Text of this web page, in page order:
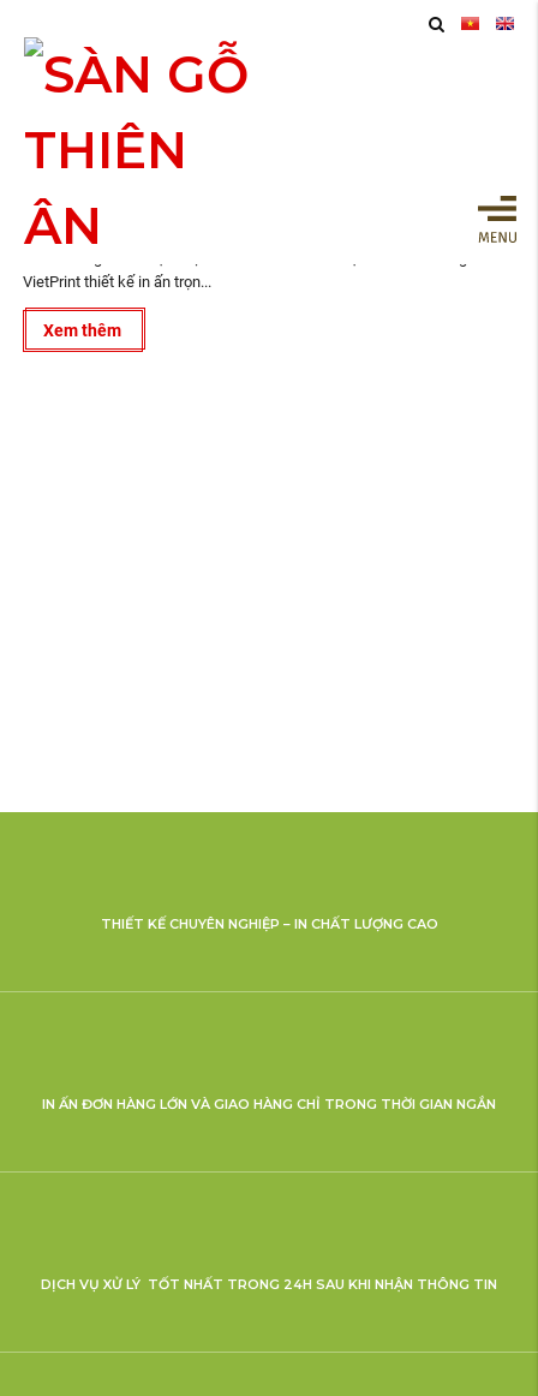
VietPrint ® là công ty thiết kế, in ấn trọn gói tại Hồ Chí Minh, Biên Hòa,
VietPrint thiết kế in ấn trọn...
Xem thêm
11
2024
THIẾT KẾ CHUYÊN NGHIỆP – IN CHẤT LƯỢNG CAO
IN ẤN ĐƠN HÀNG LỚN VÀ GIAO HÀNG CHỈ TRONG THỜI GIAN NGẮN
DỊCH VỤ XỬ LÝ TỐT NHẤT TRONG 24H SAU KHI NHẬN THÔNG TIN